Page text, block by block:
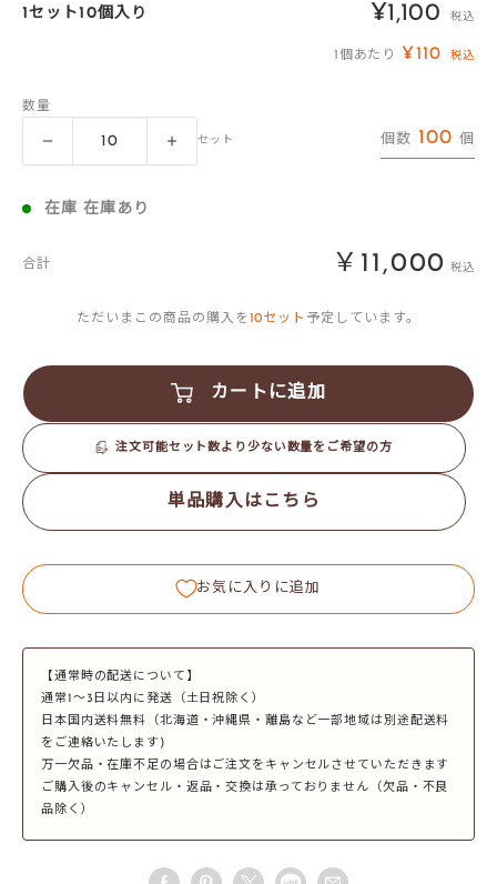
1セット10個入り
販
売
¥1,100 税込
1個あたり ¥110 税込
数量
セット 個数 100 個
在庫 在庫あり
合計 ￥11,000 税込
ただいまこの商品の購入を10セット 予定しています。
カートに追加
注文可能セット数より少ない数量をご希望の方
単品購入はこちら
お気に入りに追加
【通常時の配送について】
通常1～3日以内に発送（土日祝除く）
日本国内送料無料（北海道・沖縄県・離島など一部地域は別途配送料
をご連絡いたします)
万一欠品・在庫不足の場合はご注文をキャンセルさせていただきます
ご購入後のキャンセル・返品・交換は承っておりません（欠品・不良
品除く）